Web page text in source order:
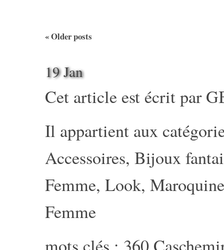
«Older posts
19 Jan
Cet article est écrit par
Il appartient aux
Accessoires, Bijoux
Femme, Look,
Femme